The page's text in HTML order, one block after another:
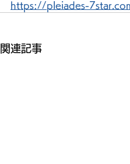
https://pleiades-
関連記事